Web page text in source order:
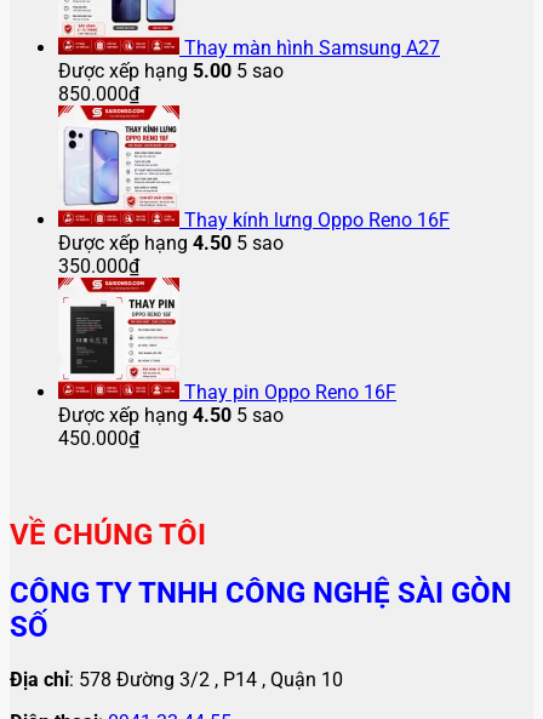
Thay màn hình Samsung A27
Được xếp hạng 5.00 5 sao
850.000₫
Thay kính lưng Oppo Reno 16F
Được xếp hạng 4.50 5 sao
350.000₫
Thay pin Oppo Reno 16F
Được xếp hạng 4.50 5 sao
450.000₫
VỀ CHÚNG TÔI
CÔNG TY TNHH CÔNG NGHỆ SÀI GÒN
SỐ
Địa chỉ: 578 Đường 3/2 , P14 , Quận 10